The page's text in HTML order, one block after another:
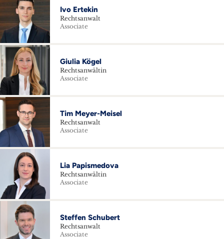
Ivo Ertekin
Rechtsanwalt
Associate
Giulia Kögel
Rechtsanwältin
Associate
Tim Meyer-Meisel
Rechtsanwalt
Associate
Lia Papismedova
Rechtsanwältin
Associate
Steffen Schubert
Rechtsanwalt
Associate